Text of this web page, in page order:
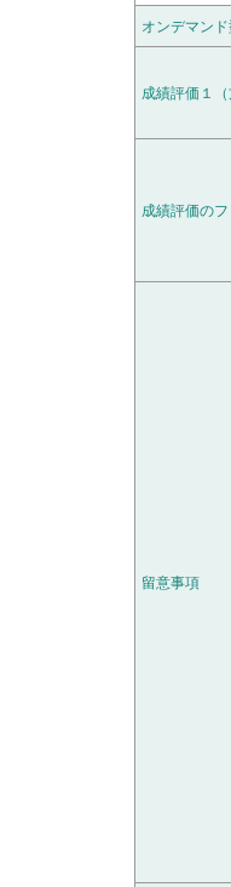
オンデマン
成績評価１（
成績評価の
留意事項